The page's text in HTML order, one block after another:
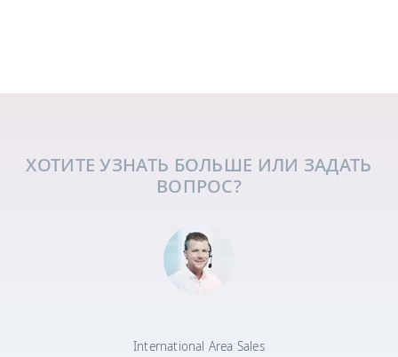
ХОТИТЕ УЗНАТЬ БОЛЬШЕ ИЛИ ЗАДАТЬ
ВОПРОС?
International Area Sales